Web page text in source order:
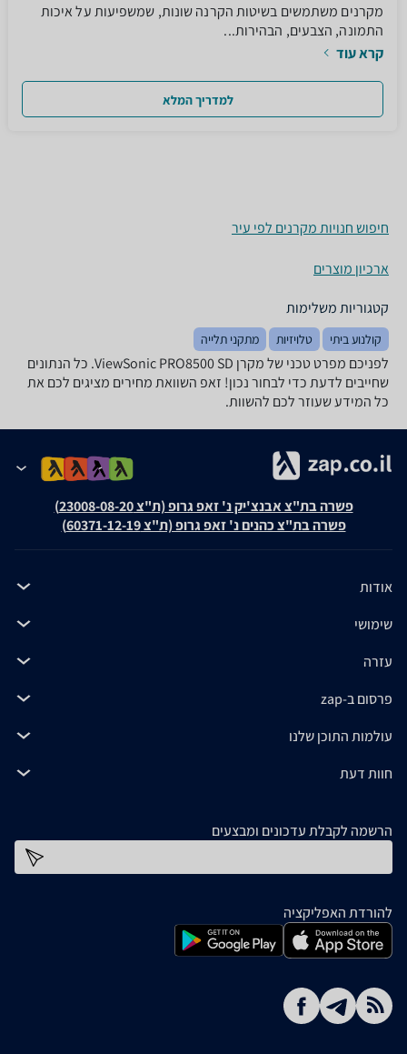
מקרנים משתמשים בשיטות הקרנה שונות, שמשפיעות על איכות
התמונה, הצבעים, הבהירות...
קרא עוד
למדריך המלא
חיפוש חנויות מקרנים לפי עיר
ארכיון מוצרים
קטגוריות משלימות
קולנוע ביתי טלויזיות מתקני תלייה
לפניכם מפרט טכני של מקרן ViewSonic PRO8500 SD. כל הנתונים
שחייבים לדעת כדי לבחור נכון! זאפ השוואת מחירים מציגים לכם את
כל המידע שעוזר לכם להשוות.
פשרה בת"צ אבנצ'יק נ' זאפ גרופ (ת"צ 23008-08-20)
פשרה בת"צ כהנים נ' זאפ גרופ (ת"צ 60371-12-19)
אודות
שימושי
עזרה
פרסום ב-zap
עולמות התוכן שלנו
חוות דעת
הרשמה לקבלת עדכונים ומבצעים
להורדת האפליקציה